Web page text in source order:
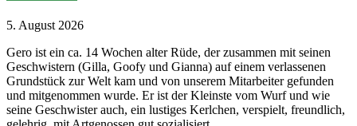
5. August 2026
Gero ist ein ca. 14 Wochen alter Rüde, der zusammen mit seinen
Geschwistern (Gilla, Goofy und Gianna) auf einem verlassenen
Grundstück zur Welt kam und von unserem Mitarbeiter gefunden
und mitgenommen wurde. Er ist der Kleinste vom Wurf und wie
seine Geschwister auch, ein lustiges Kerlchen, verspielt, freundlich,